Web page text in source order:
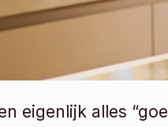
eigenlijk alles